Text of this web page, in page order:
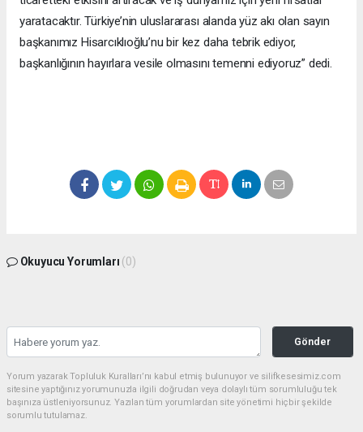
yaratacaktır. Türkiye’nin uluslararası alanda yüz akı olan sayın
başkanımız Hisarcıklıoğlu’nu bir kez daha tebrik ediyor,
başkanlığının hayırlara vesile olmasını temenni ediyoruz” dedi.
Okuyucu Yorumları (0)
Gönder
Yorum yazarak Topluluk Kuralları’nı kabul etmiş bulunuyor ve silifkesesimiz.com
sitesine yaptığınız yorumunuzla ilgili doğrudan veya dolaylı tüm sorumluluğu tek
başınıza üstleniyorsunuz. Yazılan tüm yorumlardan site yönetimi hiçbir şekilde
sorumlu tutulamaz.